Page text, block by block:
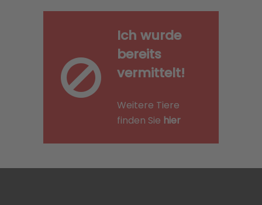
Ich wurde
bereits
vermittelt!
Weitere Tiere
finden Sie hier